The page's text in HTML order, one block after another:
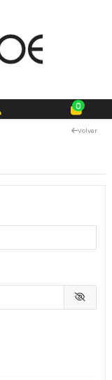
0
Volver